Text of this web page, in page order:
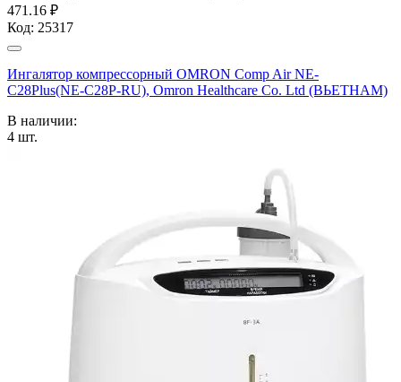
471.16 ₽
Код: 25317
Ингалятор компрессорный OMRON Comp Air NE-
C28Plus(NE-C28P-RU), Omron Healthcare Co. Ltd (ВЬЕТНАМ)
В наличии:
4 шт.